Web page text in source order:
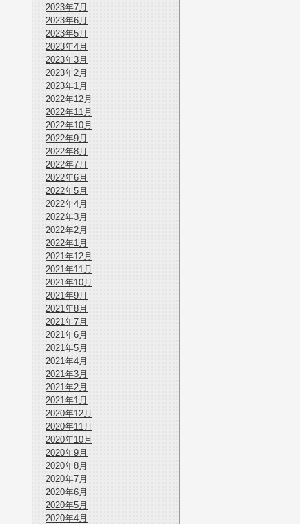
2023年7月
2023年6月
2023年5月
2023年4月
2023年3月
2023年2月
2023年1月
2022年12月
2022年11月
2022年10月
2022年9月
2022年8月
2022年7月
2022年6月
2022年5月
2022年4月
2022年3月
2022年2月
2022年1月
2021年12月
2021年11月
2021年10月
2021年9月
2021年8月
2021年7月
2021年6月
2021年5月
2021年4月
2021年3月
2021年2月
2021年1月
2020年12月
2020年11月
2020年10月
2020年9月
2020年8月
2020年7月
2020年6月
2020年5月
2020年4月